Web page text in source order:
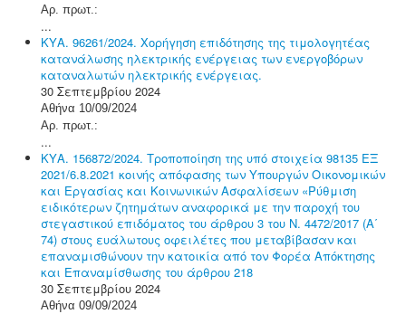
Αρ. πρωτ.:
...
ΚΥΑ. 96261/2024. Χορήγηση επιδότησης της τιμολογητέας
κατανάλωσης ηλεκτρικής ενέργειας των ενεργοβόρων
καταναλωτών ηλεκτρικής ενέργειας.
30 Σεπτεμβρίου 2024
Αθήνα 10/09/2024
Αρ. πρωτ.:
...
ΚΥΑ. 156872/2024. Τροποποίηση της υπό στοιχεία 98135 ΕΞ
2021/6.8.2021 κοινής απόφασης των Υπουργών Οικονομικών
και Εργασίας και Κοινωνικών Ασφαλίσεων «Ρύθμιση
ειδικότερων ζητημάτων αναφορικά με την παροχή του
στεγαστικού επιδόματος του άρθρου 3 του Ν. 4472/2017 (Α΄
74) στους ευάλωτους οφειλέτες που μεταβίβασαν και
επαναμισθώνουν την κατοικία από τον Φορέα Απόκτησης
και Επαναμίσθωσης του άρθρου 218
30 Σεπτεμβρίου 2024
Αθήνα 09/09/2024